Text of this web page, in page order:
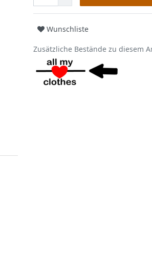
Wunschliste
Zusätzliche Bestände zu diesem